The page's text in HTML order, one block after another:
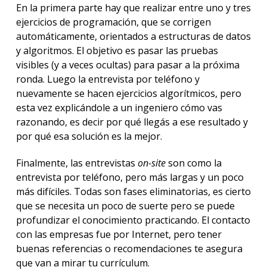
En la primera parte hay que realizar entre uno y tres
ejercicios de programación, que se corrigen
automáticamente, orientados a estructuras de datos
y algoritmos. El objetivo es pasar las pruebas
visibles (y a veces ocultas) para pasar a la próxima
ronda. Luego la entrevista por teléfono y
nuevamente se hacen ejercicios algorítmicos, pero
esta vez explicándole a un ingeniero cómo vas
razonando, es decir por qué llegás a ese resultado y
por qué esa solución es la mejor.
Finalmente, las entrevistas on-siteson como la
entrevista por teléfono, pero más largas y un poco
más difíciles. Todas son fases eliminatorias, es cierto
que se necesita un poco de suerte pero se puede
profundizar el conocimiento practicando. El contacto
con las empresas fue por Internet, pero tener
buenas referencias o recomendaciones te asegura
que van a mirar tu currículum.